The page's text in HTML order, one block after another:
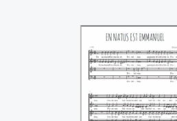
En natus est
Emmanuel
((Michael